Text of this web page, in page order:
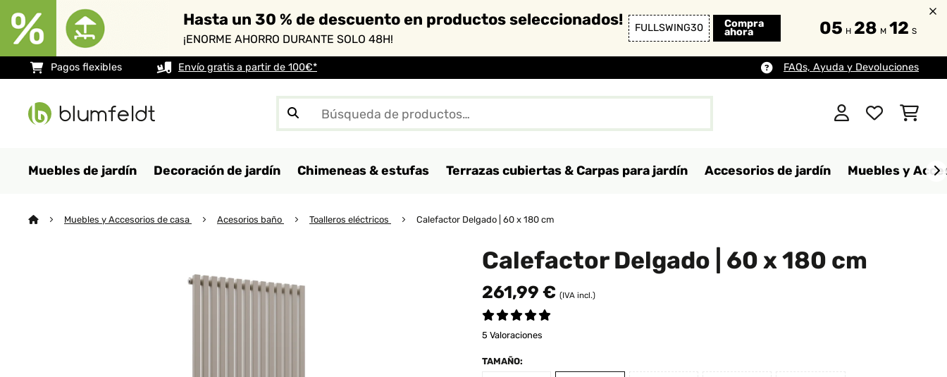
Hasta un 30 % de descuento en productos seleccionados!
¡ENORME AHORRO DURANTE SOLO 48H!
FULLSWING30 Compra
ahora 05 H 28 M 10 S
Pagos flexibles Envío gratis a partir de 100€* FAQs, Ayuda y Devoluciones
Muebles de jardín Decoración de jardín Chimeneas & estufas Terrazas cubiertas & Carpas para jardín Accesorios de jardín Muebles y
Muebles y Accesorios de casa Acesorios baño Toalleros eléctricos Calefactor Delgado | 60 x 180 cm
Calefactor Delgado | 60 x 180 cm
261,99 € (IVA incl.)
5 Valoraciones
TAMAÑO: